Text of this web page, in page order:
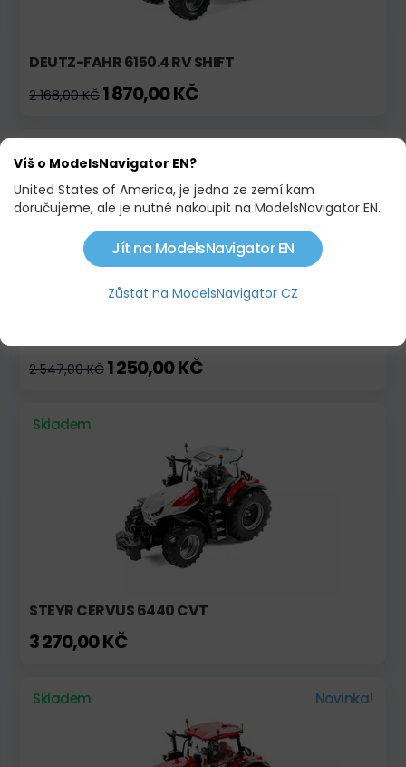
DEUTZ-FAHR 6150.4 RV SHIFT
2 168,00 KČ 1 870,00 KČ
2 547,00 KČ 1 250,00 KČ
Skladem
STEYR CERVUS 6440 CVT
3 270,00 KČ
Skladem Novinka!
Víš o ModelsNavigator EN?
United States of America, je jedna ze zemí kam
doručujeme, ale je nutné nakoupit na ModelsNavigator EN.
Jít na ModelsNavigator EN
Zůstat na ModelsNavigator CZ